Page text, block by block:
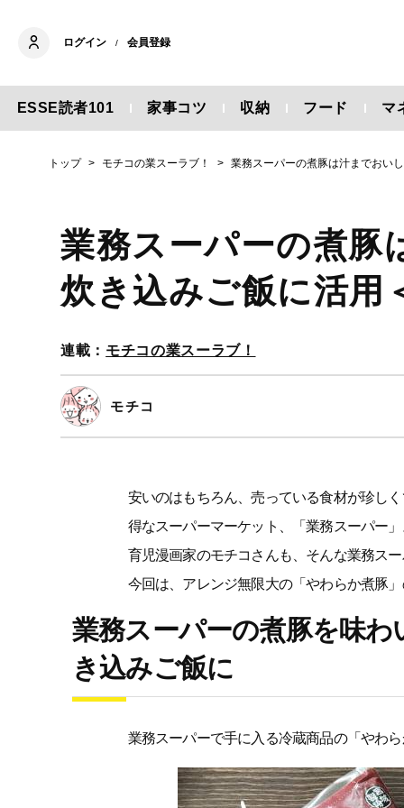
ログイン / 会員登録
ESSE読者101 家事コツ 収納 フード マ
トップ モチコの業スーラブ！ 業務スーパーの煮豚は汁までおい
業務スーパーの煮豚
炊き込みご飯に活用
連載： モチコの業スーラブ！
モチコ
安いのはもちろん、売っている食材が珍し
得なスーパーマーケット、「業務スーパー
育児漫画家のモチコさんも、そんな業務ス
今回は、アレンジ無限大の「やわらか煮豚
業務スーパーの煮豚を味
き込みご飯に
業務スーパーで手に入る冷蔵商品の「やわ